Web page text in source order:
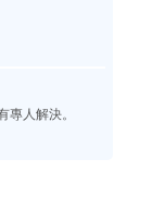
專人解決。